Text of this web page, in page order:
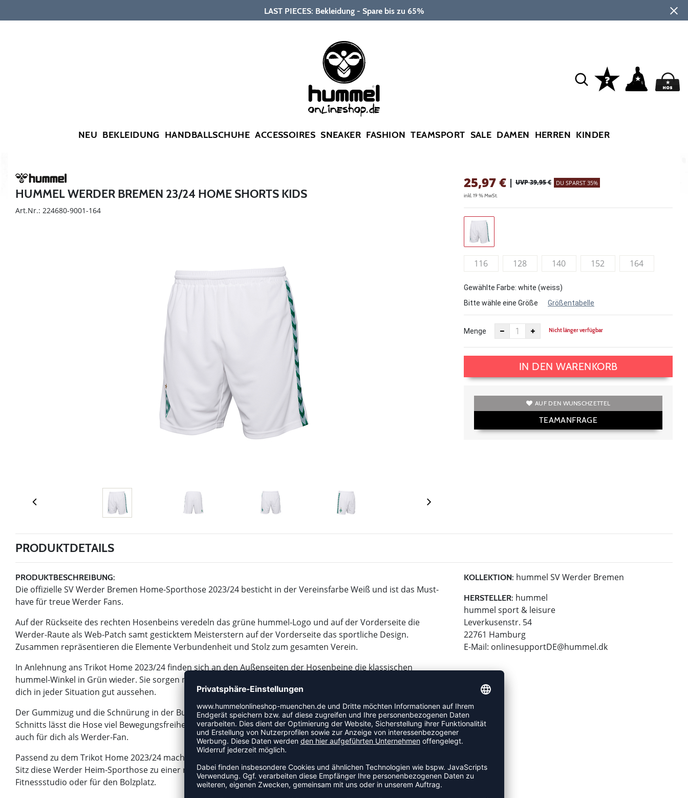
LAST PIECES: Bekleidung - Spare bis zu 65%
NEU BEKLEIDUNG HANDBALLSCHUHE ACCESSOIRES SNEAKER FASHION TEAMSPORT SALE DAMEN HERREN KINDER
HUMMEL WERDER BREMEN 23/24 HOME SHORTS KIDS
Art.Nr.: 224680-9001-164
25,97€ | UVP 39,95 € DU SPARST 35%
inkl. 19 % MwSt.
116 128 140 152 164
Gewählte Farbe: white (weiss)
Bitte wähle eine Größe
Größentabelle
Menge Nicht länger verfügbar
IN DEN WARENKORB
AUF DEN WUNSCHZETTEL
TEAMANFRAGE
PRODUKTDETAILS
PRODUKTBESCHREIBUNG:
Die offizielle SV Werder Bremen Home-Sporthose 2023/24 besticht in der Vereinsfarbe Weiß und ist das Must-
have für treue Werder Fans.
Auf der Rückseite des rechten Hosenbeins veredeln das grüne hummel-Logo und auf der Vorderseite die
Werder-Raute als Web-Patch samt gesticktem Meisterstern auf der Vorderseite das sportliche Design.
Zusammen repräsentieren die Elemente Verbundenheit und Stolz zum gesamten Verein.
In Anlehnung ans Trikot Home 2023/24 finden sich an den Außenseiten der Hosenbeine die klassischen
hummel-Winkel in Grün wieder. Sie sorgen mit der traditionellen Vereinsfarbe für Werder-Feeling und lassen
dich in jeder Situation gut aussehen.
Der Gummizug und die Schnürung in der Bundinnenseite sorgen für einen perfekten Sitz. Dank des bequemen
Schnitts lässt die Hose viel Bewegungsfreiheit zu. Bester Tragekomfort sowohl für unsere Bundesligaprofis als
auch für dich als Werder-Fan.
Passend zu dem Trikot Home 2023/24 macht die hochwertige Optik gepaart mit einem schlichten, komfortablen
Sitz diese Werder Heim-Sporthose zu einer runden Sache und zu einem perfekten Begleiter fürs Training,
Fitnessstudio oder für den Bolzplatz.
KOLLEKTION: hummel SV Werder Bremen
HERSTELLER: hummel
hummel sport & leisure
Leverkusenstr. 54
22761 Hamburg
E-Mail: onlinesupportDE@hummel.dk